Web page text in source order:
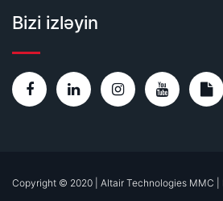
Bizi izləyin
Copyright © 2020 | Altair Technologies MMC |